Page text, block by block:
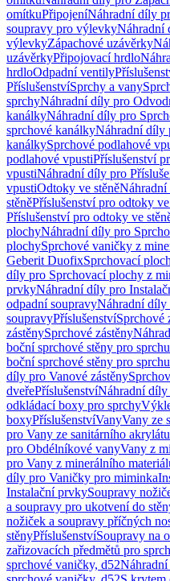
omítkuPřipojeníNáhradní díly
soupravy pro výlevkyNáhradní
výlevkyZápachové uzávěrky
uzávěrkyPřipojovací hrdlo
hrdloOdpadní ventily
PříslušenstvíSprchy a vany
sprchyNáhradní díly pro
kanálkyNáhradní díly pro
sprchové kanálkyNáhradní díly
kanálkySprchové podlahové
podlahové vpustiPříslušenství
vpustiNáhradní díly pro
vpustiOdtoky ve stěně
stěněPříslušenství pro odtoky ve
Příslušenství pro odtoky ve
plochyNáhradní díly pro
plochySprchové vaničky z
Geberit DuofixSprchovací
díly pro Sprchovací plochy z
prvkyNáhradní díly pro
odpadní soupravyNáhradní díly
soupravyPříslušenstvíSprchové
zástěnySprchové zástěny
boční sprchové stěny pro
boční sprchové stěny pro
díly pro Vanové zástěny
dveřePříslušenstvíNáhradní díly
odkládací boxy pro sprchy
boxyPříslušenstvíVanyVany ze
pro Vany ze sanitárního akrylátu
pro Obdélníkové vanyVany z
pro Vany z minerálního
díly pro Vaničky pro miminka
Instalační prvkySoupravy
a soupravy pro ukotvení do
nožiček a soupravy příčných
stěnyPříslušenstvíSoupravy na
zařizovacích předmětů pro
sprchové vaničky, d52